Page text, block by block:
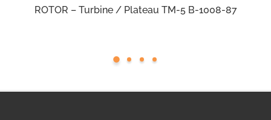
ROTOR – Turbine / Plateau TM-5 B-1008-87